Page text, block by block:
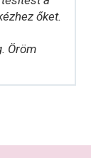
őket.
Öröm